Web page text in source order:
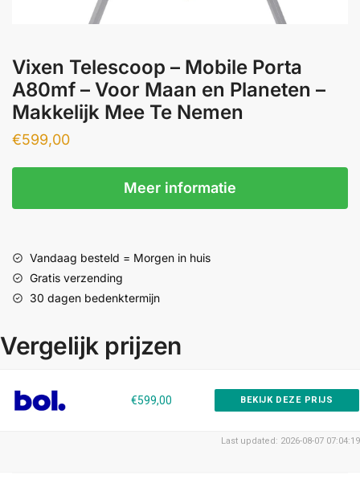
Vixen Telescoop – Mobile Porta
A80mf – Voor Maan en Planeten –
Makkelijk Mee Te Nemen
€599,00
Meer informatie
Vandaag besteld = Morgen in huis
Gratis verzending
30 dagen bedenktermijn
Vergelijk prijzen
€599,00 BEKIJK DEZE PRIJS
Last updated: 2026-08-07 07:04:19